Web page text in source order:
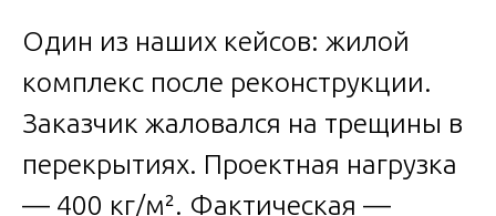
Один из наших кейсов: жилой
комплекс после реконструкции.
Заказчик жаловался на трещины в
перекрытиях. Проектная нагрузка
— 400 кг/м². Фактическая —